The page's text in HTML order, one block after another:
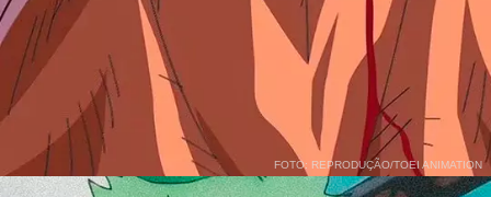
FOTO: REPRODUÇÃO/TOEI ANIMATION